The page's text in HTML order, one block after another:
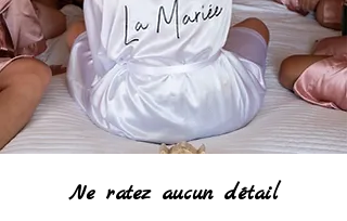
Ne ratez aucun détail